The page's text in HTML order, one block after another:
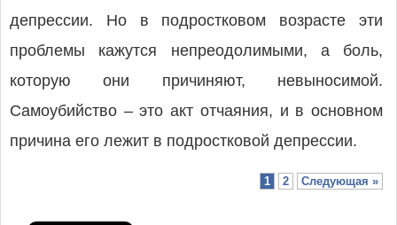
депрессии. Но в подростковом возрасте эти
проблемы кажутся непреодолимыми, а боль,
которую они причиняют, невыносимой.
Самоубийство – это акт отчаяния, и в основном
причина его лежит в подростковой депрессии.
1 2 Следующая »